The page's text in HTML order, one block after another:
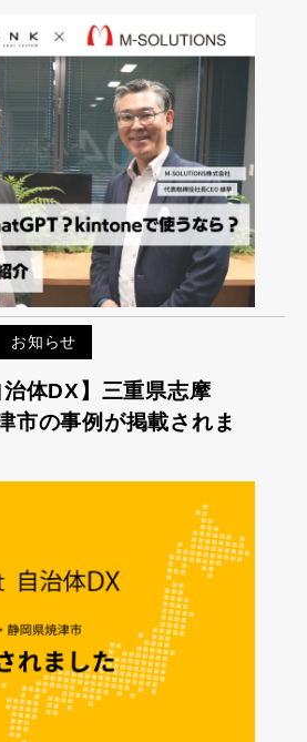
お知らせ
体DX】三重県志摩
市の事例が掲載されま